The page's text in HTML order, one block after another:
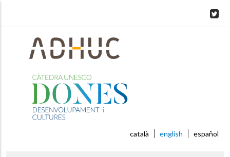
català english español